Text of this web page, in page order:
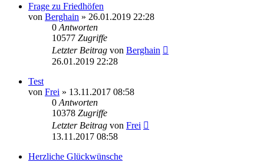
Frage zu Friedhöfen
von Berghain » 26.01.2019 22:28
0 Antworten
10577 Zugriffe
Letzter Beitrag von Berghain
26.01.2019 22:28
Test
von Frei » 13.11.2017 08:58
0 Antworten
10378 Zugriffe
Letzter Beitrag von Frei
13.11.2017 08:58
Herzliche Glückwünsche